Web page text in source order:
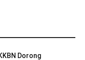
Dorong